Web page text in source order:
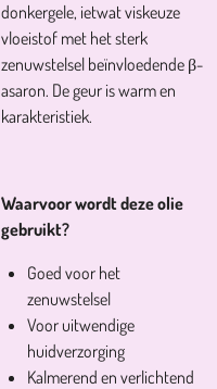
donkergele, ietwat viskeuze
vloeistof met het sterk
zenuwstelsel beïnvloedende β-
asaron. De geur is warm en
karakteristiek.
Waarvoor wordt deze olie
gebruikt?
Goed voor het
zenuwstelsel
Voor uitwendige
huidverzorging
Kalmerend en verlichtend